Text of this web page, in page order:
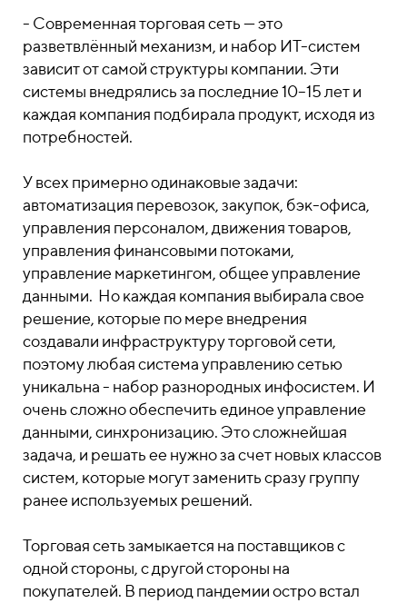
- Современная торговая сеть — это
разветвлённый механизм, и набор ИТ-систем
зависит от самой структуры компании. Эти
системы внедрялись за последние 10–15 лет и
каждая компания подбирала продукт, исходя из
потребностей.
У всех примерно одинаковые задачи:
автоматизация перевозок, закупок, бэк-офиса,
управления персоналом, движения товаров,
управления финансовыми потоками,
управление маркетингом, общее управление
данными. Но каждая компания выбирала свое
решение, которые по мере внедрения
создавали инфраструктуру торговой сети,
поэтому любая система управлению сетью
уникальна - набор разнородных инфосистем. И
очень сложно обеспечить единое управление
данными, синхронизацию. Это сложнейшая
задача, и решать ее нужно за счет новых классов
систем, которые могут заменить сразу группу
ранее используемых решений.
Торговая сеть замыкается на поставщиков с
одной стороны, с другой стороны на
покупателей. В период пандемии остро встал